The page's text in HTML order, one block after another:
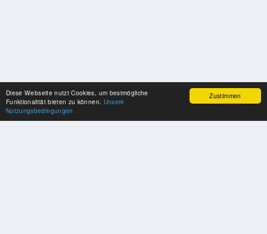
Zustimmen
Diese Webseite nutzt Cookies, um bestmögliche
Funktionalität bieten zu können. Unsere
Nutzungsbedingungen